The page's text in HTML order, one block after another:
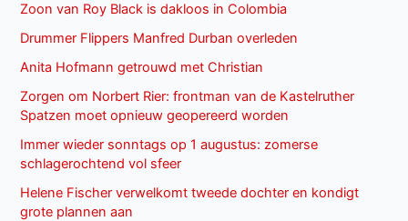
Zoon van Roy Black is dakloos in Colombia
Drummer Flippers Manfred Durban overleden
Anita Hofmann getrouwd met Christian
Zorgen om Norbert Rier: frontman van de Kastelruther
Spatzen moet opnieuw geopereerd worden
Immer wieder sonntags op 1 augustus: zomerse
schlagerochtend vol sfeer
Helene Fischer verwelkomt tweede dochter en kondigt
grote plannen aan